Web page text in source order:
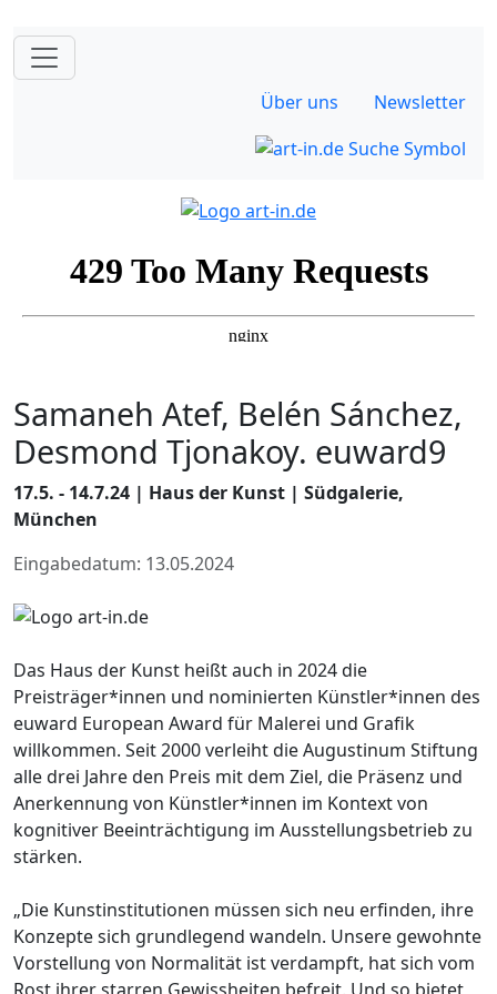
Über uns Newsletter
Samaneh Atef, Belén Sánchez,
Desmond Tjonakoy. euward9
17.5. - 14.7.24 | Haus der Kunst | Südgalerie,
München
Eingabedatum: 13.05.2024
Das Haus der Kunst heißt auch in 2024 die
Preisträger*innen und nominierten Künstler*innen des
euward European Award für Malerei und Grafik
willkommen. Seit 2000 verleiht die Augustinum Stiftung
alle drei Jahre den Preis mit dem Ziel, die Präsenz und
Anerkennung von Künstler*innen im Kontext von
kognitiver Beeinträchtigung im Ausstellungsbetrieb zu
stärken.
„Die Kunstinstitutionen müssen sich neu erfinden, ihre
Konzepte sich grundlegend wandeln. Unsere gewohnte
Vorstellung von Normalität ist verdampft, hat sich vom